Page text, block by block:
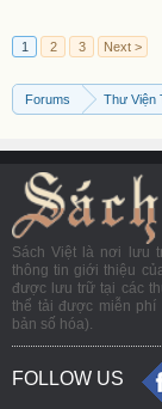
1
2 3 Next >
Forums Thư Viện
Sách Việt là nơi lưu
thông tin giới thiệu
được lưu trữ tại các
thể tải được miễn phí
bản số hóa).
FOLLOW US